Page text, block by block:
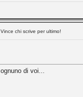
chi scrive per ultimo!
di voi...